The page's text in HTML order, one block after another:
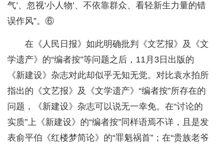
气’、忽视‘小人物’、不依靠群众、看轻新生力量的错
误作风”。⑥
在《人民日报》如此明确批判《文艺报》及《文
学遗产》的“编者按”等问题之后，11月3日出版的
《新建设》杂志对此却似乎无知无觉。对比袁水拍所
指出的《文艺报》及《文学遗产》“编者按”所存在的
问题，《新建设》杂志可以说无一幸免。在“讨论的
实质”上《新建设》的“编者按”同样语焉不详，且是发
表俞平伯《红楼梦简论》的“罪魁祸首”；在“贵族老爷